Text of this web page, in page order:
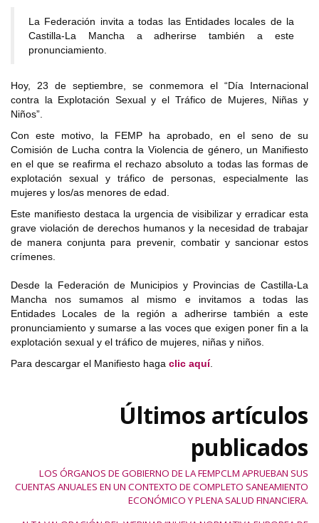
La Federación invita a todas las Entidades locales de la
Castilla-La Mancha a adherirse también a este
pronunciamiento.
Hoy, 23 de septiembre, se conmemora el “Día Internacional
contra la Explotación Sexual y el Tráfico de Mujeres, Niñas y
Niños”.
Con este motivo, la FEMP ha aprobado, en el seno de su
Comisión de Lucha contra la Violencia de género, un Manifiesto
en el que se reafirma el rechazo absoluto a todas las formas de
explotación sexual y tráfico de personas, especialmente las
mujeres y los/as menores de edad.
Este manifiesto destaca la urgencia de visibilizar y erradicar esta
grave violación de derechos humanos y la necesidad de trabajar
de manera conjunta para prevenir, combatir y sancionar estos
crímenes.
Desde la Federación de Municipios y Provincias de Castilla-La
Mancha nos sumamos al mismo e invitamos a todas las
Entidades Locales de la región a adherirse también a este
pronunciamiento y sumarse a las voces que exigen poner fin a la
explotación sexual y el tráfico de mujeres, niñas y niños.
Para descargar el Manifiesto haga clic aquí.
Últimos artículos
publicados
LOS ÓRGANOS DE GOBIERNO DE LA FEMPCLM APRUEBAN SUS
CUENTAS ANUALES EN UN CONTEXTO DE COMPLETO SANEAMIENTO
ECONÓMICO Y PLENA SALUD FINANCIERA.